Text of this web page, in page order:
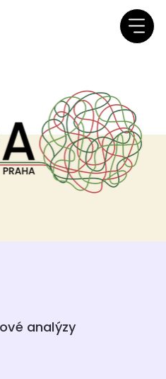
analýzy